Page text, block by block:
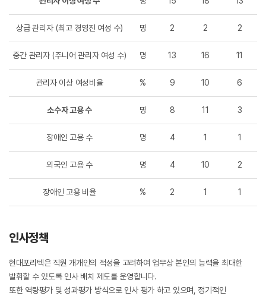
상급 관리자 (최고 경영진 여성 수) 명 2 2 2
중간 관리자 (주니어 관리자 여성 수) 명 13 16 11
관리자 이상 여성비율 % 9 10 6
소수자 고용 수 명 8 11 3
장애인 고용 수 명 4 1 1
외국인 고용 수 명 4 10 2
장애인 고용 비율 % 2 1 1
인사정책
현대포리텍은 직원 개개인의 적성을 고려하여 업무상 본인의 능력을 최대한
발휘할 수 있도록 인사 배치 제도를 운영합니다.
또한 역량평가 및 성과평가 방식으로 인사 평가 하고 있으며, 정기적인